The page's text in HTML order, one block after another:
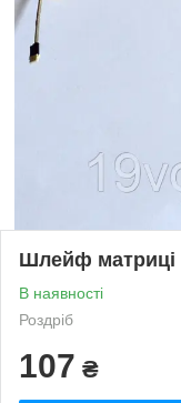
Шлейф матриці
В наявності
Роздріб
107 ₴